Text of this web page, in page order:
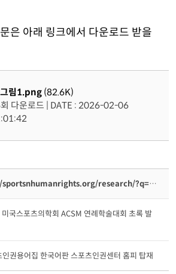
은 아래 링크에서 다운로드 받을
그림1.png(82.6K)
다운로드 | DATE : 2026-02-06
https://sportsnhumanrights.org/research/?q=YToxOntzOjEyOiJrZXl3b3JkX3R…
국스포츠의학회 ACSM 연례학술대회 초록 발
인권용어집 한국어판 스포츠인권센터 홈피 탑재